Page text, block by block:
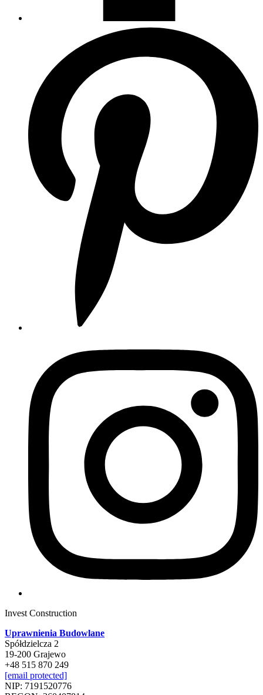
Invest Construction
Uprawnienia Budowlane
Spółdzielcza 2
19-200 Grajewo
+48 515 870 249
[email protected]
NIP: 7191520776